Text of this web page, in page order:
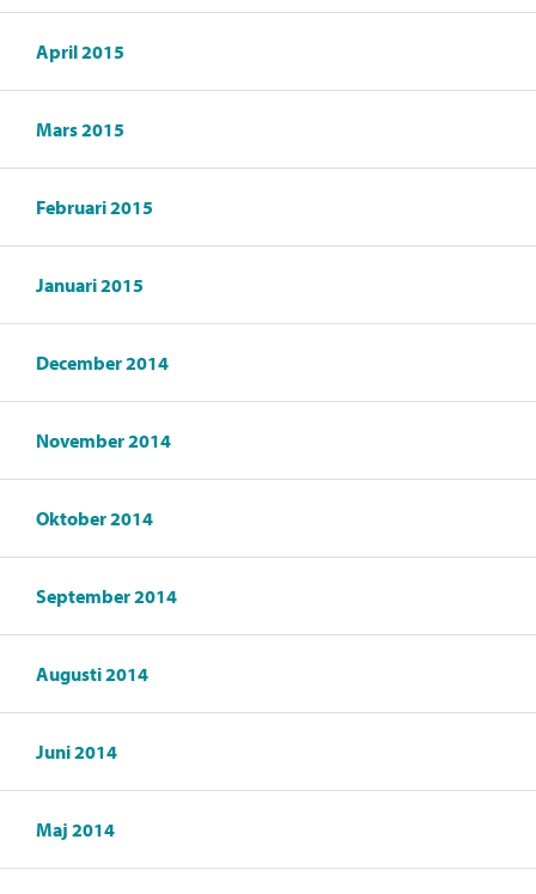
April 2015
Mars 2015
Februari 2015
Januari 2015
December 2014
November 2014
Oktober 2014
September 2014
Augusti 2014
Juni 2014
Maj 2014